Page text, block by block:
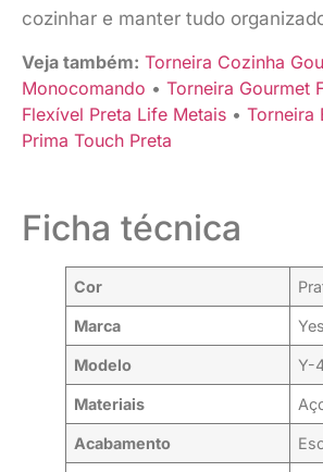
cozinhar e manter tudo
Veja também: Torneira Cozinha
Monocomando • Torneira Gourmet
Flexível Preta Life Metais • Torneira
Prima Touch Preta
Ficha técnica
Cor
Marca
Modelo Y-
Materiais
Acabamento